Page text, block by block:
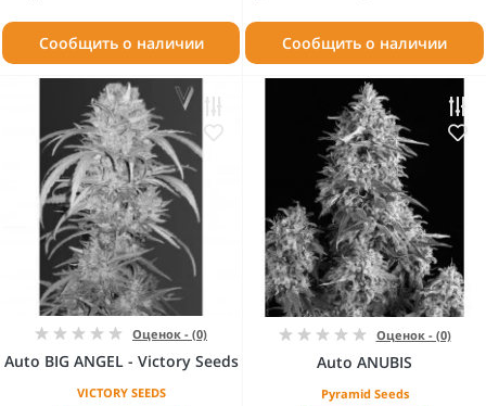
Сообщить о наличии Сообщить о наличии
Оценок - (0)
Auto BIG ANGEL - Victory Seeds
VICTORY SEEDS
Оценок - (0)
Auto ANUBIS
Pyramid Seeds